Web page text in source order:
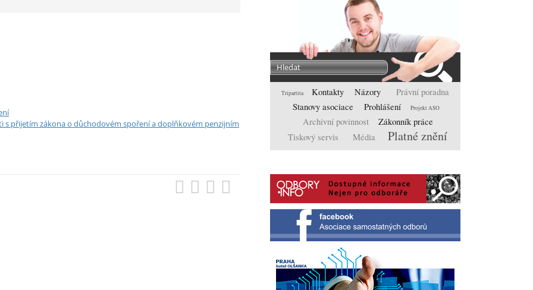
s přijetím zákona o důchodovém spoření a doplňkovém penzijním
Tripartita Kontakty Názory
Právní poradna
Stanovy asociace
Prohlášení Projekt ASO
Archivní povinnost
Zákonník práce
Tiskový servis
Média Platné znění